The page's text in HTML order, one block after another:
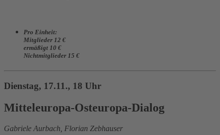
Pro Einheit:
Mitglieder 12 €
ermäßigt 10 €
Nichtmitglieder 15 €
Dienstag, 17.11., 18 Uhr
Mitteleuropa-Osteuropa-Dialog
Gabriele Aurbach, Florian Zebhauser